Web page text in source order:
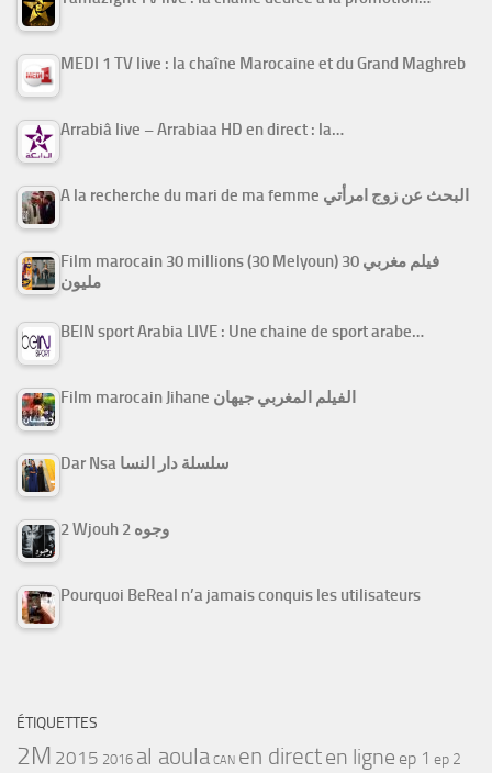
MEDI 1 TV live : la chaîne Marocaine et du Grand Maghreb
Arrabiâ live – Arrabiaa HD en direct : la…
A la recherche du mari de ma femme البحث عن زوج امرأتي
Film marocain 30 millions (30 Melyoun) فيلم مغربي 30
مليون
BEIN sport Arabia LIVE : Une chaine de sport arabe…
Film marocain Jihane الفيلم المغربي جيهان
Dar Nsa سلسلة دار النسا
2 Wjouh 2 وجوه
Pourquoi BeReal n’a jamais conquis les utilisateurs
ÉTIQUETTES
2M 2015 2016 al aoula CAN en directen ligne ep 1 ep 2